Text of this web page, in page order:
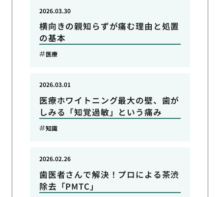
横向きの親知らずが痛む理由と処置
の基本
2026.03.30
医療
医療ホワイトニング最大の壁、歯が
しみる「知覚過敏」という痛み
2026.03.01
知識
歯医者さんで解決！プロによる茶渋
除去「PMTC」
2026.02.26